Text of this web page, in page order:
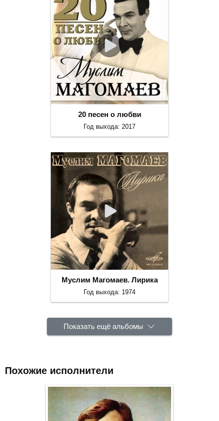
20 песен о любви
Год выхода: 2017
Муслим Магомаев. Лирика
Год выхода: 1974
Показать ещё альбомы
Похожие исполнители